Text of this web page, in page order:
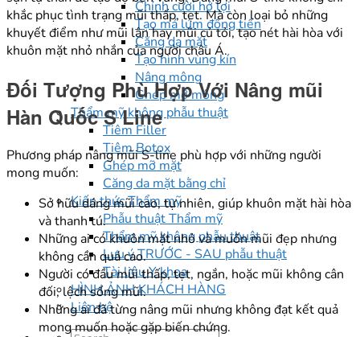
Chỉnh cười hở lợi
Tạo má lúm đồng tiền
Căng da mặt
Tạo hình vùng kín
Nâng mông
Ghép mỡ mông
Thẩm mỹ không phẫu thuật
Tiêm Filler
Tiêm Botox
Ghép mỡ mặt
Căng da mặt bằng chỉ
Kiến thức Thẩm mỹ
Phẫu thuật Thẩm mỹ
Thẩm mỹ không phẫu thuật
Lưu ý TRƯỚC - SAU phẫu thuật
Tài liệu Y khoa
HÌNH ẢNH KHÁCH HÀNG
Liên hệ
khắc phục tình trạng mũi thấp, tẹt. Mà còn loại bỏ những
khuyết điểm như mũi lân hay mũi củ tỏi, tạo nét hài hòa với
khuôn mặt nhỏ nhắn của người châu Á.
Đối Tượng Phù Hợp Với Nâng mũi
Hàn Quốc S Line
Phương pháp nâng mũi S-line phù hợp với những người
mong muốn:
Sở hữu dáng mũi cao, tự nhiên, giúp khuôn mặt hài hòa
và thanh tú.
Những ai có khuôn mặt nhỏ và muốn mũi đẹp nhưng
không cần quá cao.
Người có đầu mũi thấp, tẹt, ngắn, hoặc mũi không cân
đối, lệch sống mũi.
Những ai đã từng nâng mũi nhưng không đạt kết quả
mong muốn hoặc gặp biến chứng.